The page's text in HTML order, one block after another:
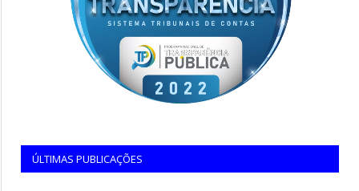
ÚLTIMAS PUBLICAÇÕES